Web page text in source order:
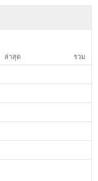
ล่าสุด รวม